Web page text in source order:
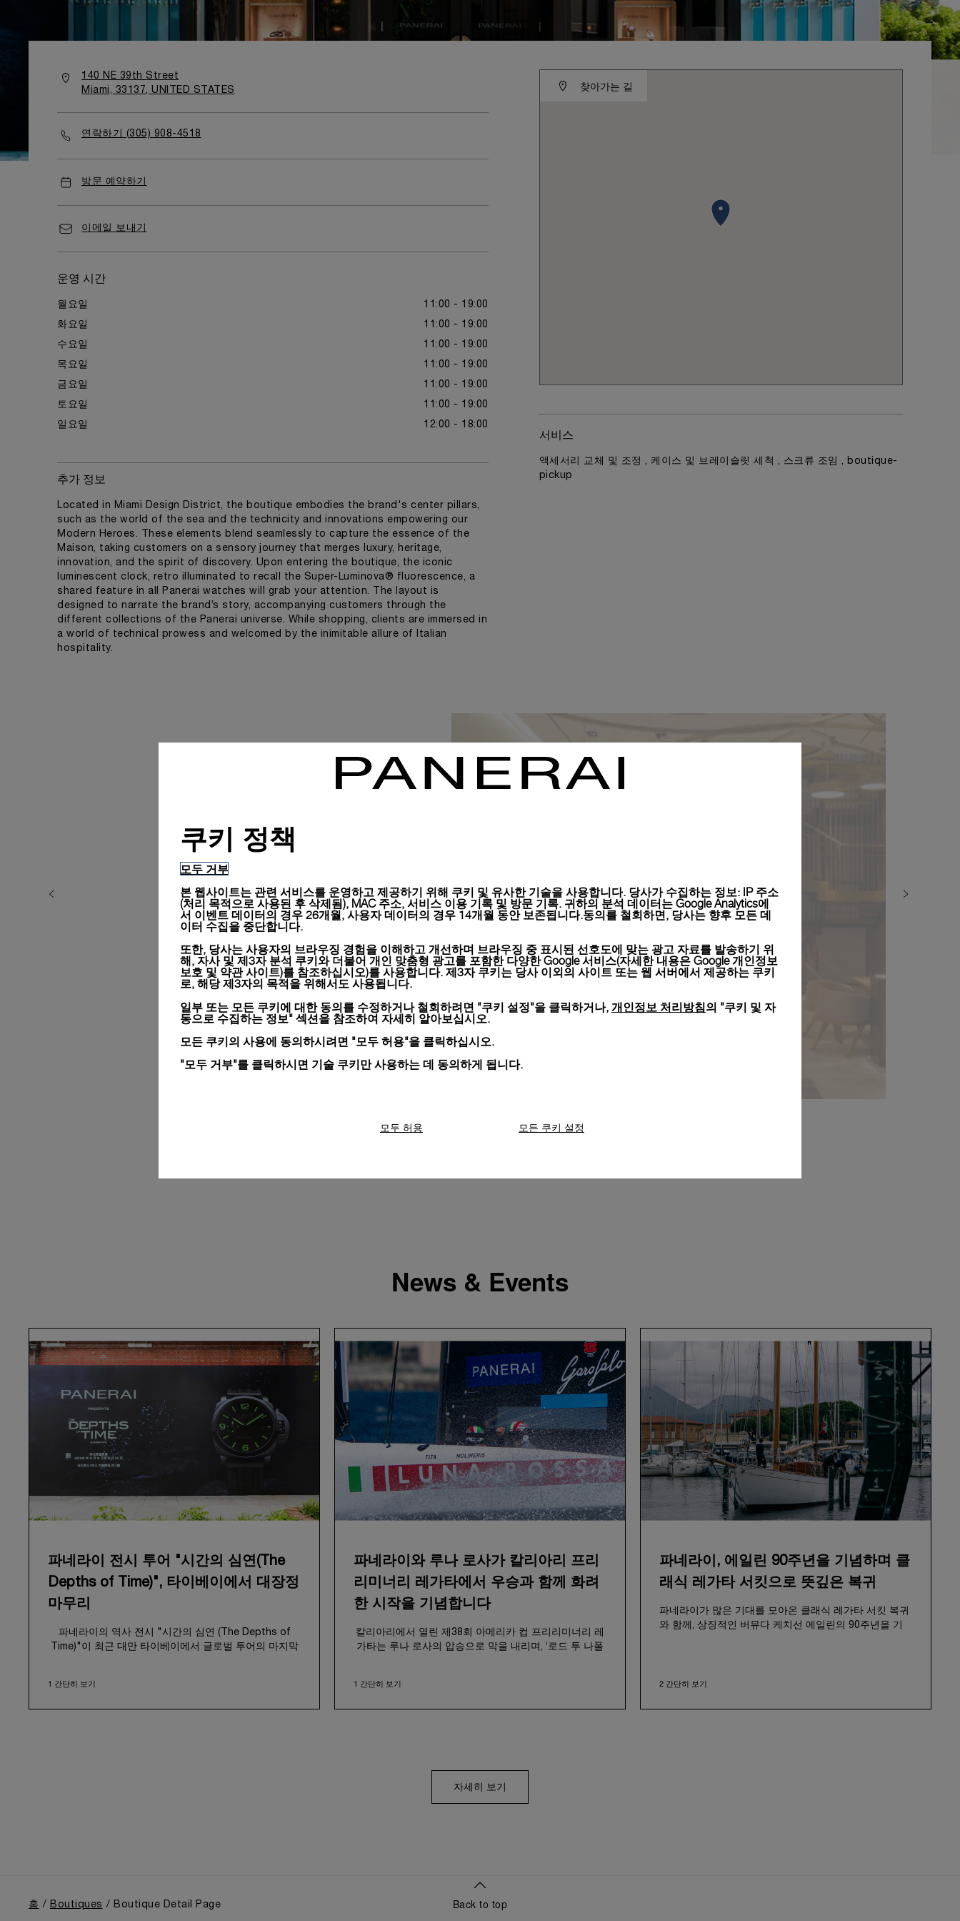
140 NE 39th Street
Miami, 33137, UNITED STATES
연락하기 (305) 908-4518
방문 예약하기
이메일 보내기
운영 시간
월요일 11:00 - 19:00
화요일 11:00 - 19:00
수요일 11:00 - 19:00
목요일 11:00 - 19:00
금요일 11:00 - 19:00
토요일 11:00 - 19:00
일요일 12:00 - 18:00
추가 정보
Located in Miami Design District, the boutique embodies the brand's center pillars,
such as the world of the sea and the technicity and innovations empowering our
Modern Heroes. These elements blend seamlessly to capture the essence of the
Maison, taking customers on a sensory journey that merges luxury, heritage,
innovation, and the spirit of discovery. Upon entering the boutique, the iconic
luminescent clock, retro illuminated to recall the Super-Luminova® fluorescence, a
shared feature in all Panerai watches will grab your attention. The layout is
designed to narrate the brand’s story, accompanying customers through the
different collections of the Panerai universe. While shopping, clients are immersed in
a world of technical prowess and welcomed by the inimitable allure of Italian
hospitality.
찾아가는 길
서비스
액세서리 교체 및 조정 , 케이스 및 브레이슬릿 세척 , 스크류 조임 , boutique-
pickup
News & Events
파네라이 전시 투어 "시간의 심연(The
Depths of Time)", 타이베이에서 대장정
마무리
파네라이의 역사 전시 "시간의 심연 (The Depths of
Time)"이 최근 대만 타이베이에서 글로벌 투어의 마지막
에서 관람객을 맞이했습니다. 100년이 넘는 역사를 간직
1 간단히 보기
파네라이와 루나 로사가 칼리아리 프리
리미너리 레가타에서 우승과 함께 화려
한 시작을 기념합니다
칼리아리에서 열린 제38회 아메리카 컵 프리리미너리 레
가타는 루나 로사의 압승으로 막을 내리며, ‘로드 투 나폴
이벤트는 퍼포먼스와 혁신, 강인한 프로페셔널 세일링 정
플리트 레이스를 벌였으며, 마지막에는 최종 매치 레이스
로 이어졌습니다. 피터 벌링(Peter Burling)의 노련한 리더
적인 경기력을 선보였습니다.
세일링 세계와 깊은 인연을 이어온 파네라이는, 이번 대회
1 간단히 보기
파네라이, 에일린 90주년을 기념하며 클
래식 레가타 서킷으로 뜻깊은 복귀
파네라이가 많은 기대를 모아온 클래식 레가타 서킷 복귀
와 함께, 상징적인 버뮤다 케치선 에일린의 90주년을 기
었습니다. 이 특별한 요트의 가치를 알아본 파네라이는,
고, 2009년 에일린을 다시 진수했습니다.
2 간단히 보기
자세히 보기
홈 Boutiques Boutique Detail Page Back to top
쿠키 정책
모두 거부
본 웹사이트는 관련 서비스를 운영하고 제공하기 위해 쿠키 및 유사한 기술을 사용합니다. 당사가 수집하는 정보: IP 주소
(처리 목적으로 사용된 후 삭제됨), MAC 주소, 서비스 이용 기록 및 방문 기록. 귀하의 분석 데이터는 Google Analytics에
서 이벤트 데이터의 경우 26개월, 사용자 데이터의 경우 14개월 동안 보존됩니다.동의를 철회하면, 당사는 향후 모든 데
이터 수집을 중단합니다.
또한, 당사는 사용자의 브라우징 경험을 이해하고 개선하며 브라우징 중 표시된 선호도에 맞는 광고 자료를 발송하기 위
해, 자사 및 제3자 분석 쿠키와 더불어 개인 맞춤형 광고를 포함한 다양한 Google 서비스(자세한 내용은 Google 개인정보
보호 및 약관 사이트)를 참조하십시오)를 사용합니다. 제3자 쿠키는 당사 이외의 사이트 또는 웹 서버에서 제공하는 쿠키
로, 해당 제3자의 목적을 위해서도 사용됩니다.
일부 또는 모든 쿠키에 대한 동의를 수정하거나 철회하려면 "쿠키 설정"을 클릭하거나, 개인정보 처리방침의 "쿠키 및 자
동으로 수집하는 정보" 섹션을 참조하여 자세히 알아보십시오.
모든 쿠키의 사용에 동의하시려면 "모두 허용"을 클릭하십시오.
"모두 거부"를 클릭하시면 기술 쿠키만 사용하는 데 동의하게 됩니다.
모두 허용 모든 쿠키 설정